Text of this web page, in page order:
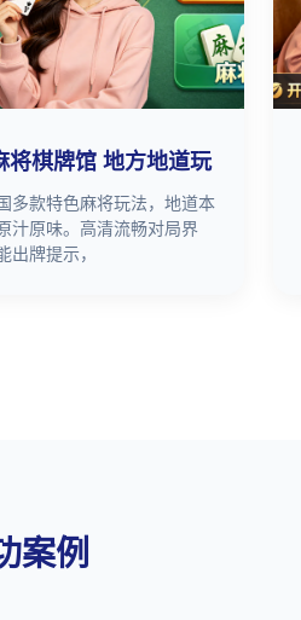
将棋牌馆 地方地道玩
多款特色麻将玩法，地道本
汁原味。高清流畅对局界
出牌提示，
案例